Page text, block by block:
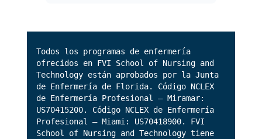
Todos los programas de enfermería
ofrecidos en FVI School of Nursing and
Technology están aprobados por la Junta
de Enfermería de Florida. Código NCLEX
de Enfermería Profesional – Miramar:
US70415200. Código NCLEX de Enfermería
Profesional – Miami: US70418900. FVI
School of Nursing and Technology tiene